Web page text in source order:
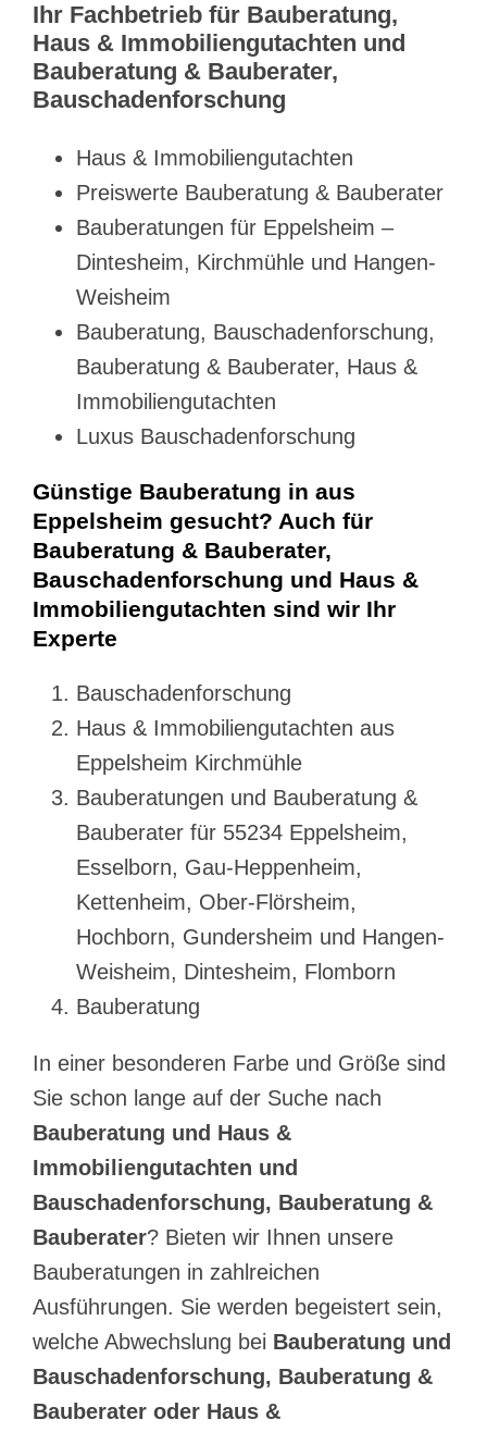
Ihr Fachbetrieb für Bauberatung,
Haus & Immobiliengutachten und
Bauberatung & Bauberater,
Bauschadenforschung
Haus & Immobiliengutachten
Preiswerte Bauberatung & Bauberater
Bauberatungen für Eppelsheim –
Dintesheim, Kirchmühle und Hangen-
Weisheim
Bauberatung, Bauschadenforschung,
Bauberatung & Bauberater, Haus &
Immobiliengutachten
Luxus Bauschadenforschung
Günstige Bauberatung in aus
Eppelsheim gesucht? Auch für
Bauberatung & Bauberater,
Bauschadenforschung und Haus &
Immobiliengutachten sind wir Ihr
Experte
Bauschadenforschung
Haus & Immobiliengutachten aus
Eppelsheim Kirchmühle
Bauberatungen und Bauberatung &
Bauberater für 55234 Eppelsheim,
Esselborn, Gau-Heppenheim,
Kettenheim, Ober-Flörsheim,
Hochborn, Gundersheim und Hangen-
Weisheim, Dintesheim, Flomborn
Bauberatung
In einer besonderen Farbe und Größe sind
Sie schon lange auf der Suche nach
Bauberatung und Haus &
Immobiliengutachten und
Bauschadenforschung, Bauberatung &
Bauberater? Bieten wir Ihnen unsere
Bauberatungen in zahlreichen
Ausführungen. Sie werden begeistert sein,
welche Abwechslung bei Bauberatung und
Bauschadenforschung, Bauberatung &
Bauberater oder Haus &